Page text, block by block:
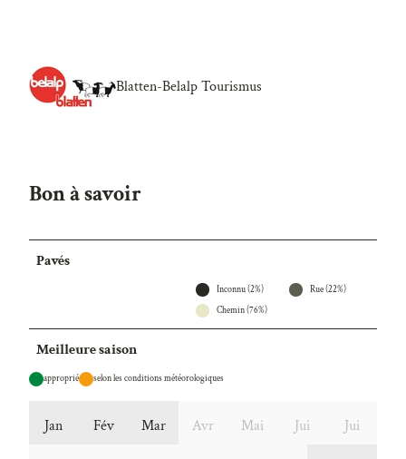
Blatten-Belalp Tourismus
Bon à savoir
Pavés
Inconnu (2%)
Rue (22%)
Chemin (76%)
Meilleure saison
approprié selon les conditions météorologiques
Jan Fév Mar Avr Mai Jui Jui